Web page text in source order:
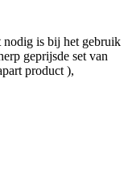
nodig is bij het gebruik
geprijsde set van
product ),